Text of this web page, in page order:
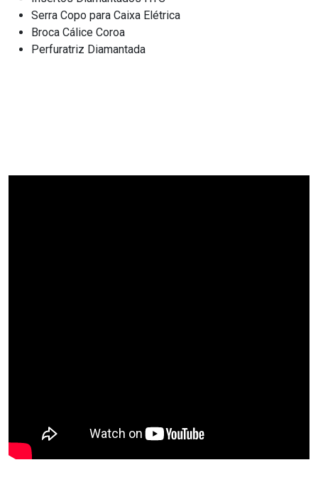
Serra Copo para Caixa Elétrica
Broca Cálice Coroa
Perfuratriz Diamantada